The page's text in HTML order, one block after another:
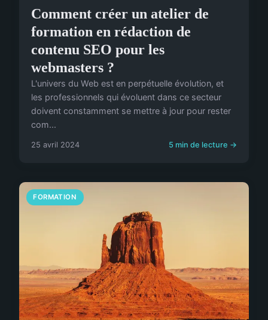
Comment créer un atelier de
formation en rédaction de
contenu SEO pour les
webmasters ?
L'univers du Web est en perpétuelle évolution, et
les professionnels qui évoluent dans ce secteur
doivent constamment se mettre à jour pour rester
com...
25 avril 2024 5 min de lecture →
FORMATION